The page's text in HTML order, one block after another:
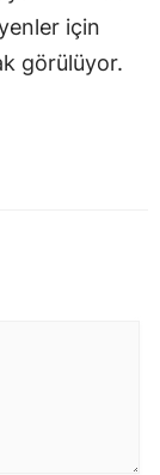
için
görülüyor.